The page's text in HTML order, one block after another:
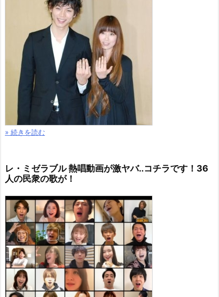
» 続きを読む
レ・ミゼラブル 熱唱動画が激ヤバ..コチラです！36
人の民衆の歌が！